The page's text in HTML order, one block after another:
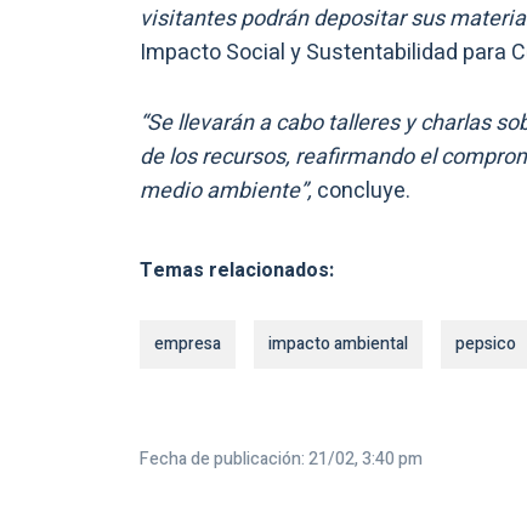
visitantes podrán depositar sus
Impacto Social y Sustentabilidad para
“Se llevarán a cabo talleres y charlas
de los recursos, reafirmando el
medio ambiente”, concluye.
Temas relacionados:
empresa impacto ambiental pepsico
Fecha de publicación: 21/02, 3:40 pm